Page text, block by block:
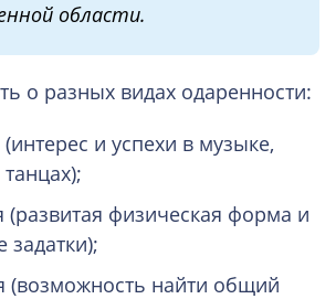
области.
о разных видах одаренности:
и успехи в музыке,
(развитая физическая форма и
задатки);
(возможность найти общий